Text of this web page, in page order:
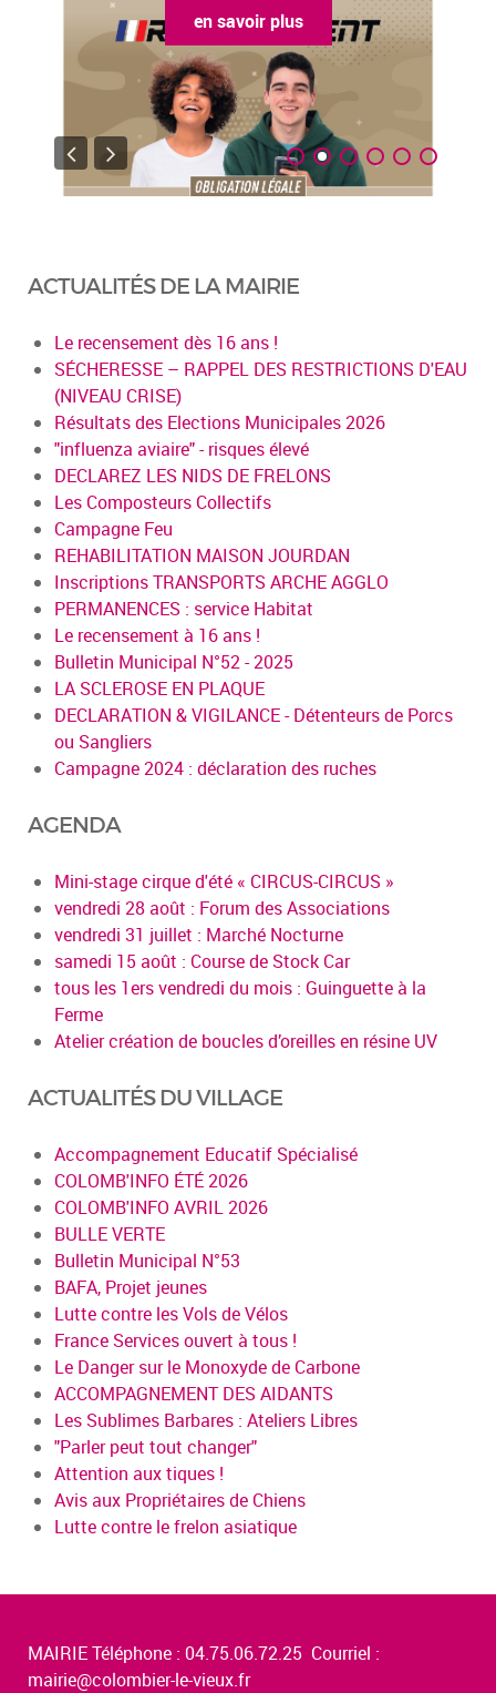
en savoir plus
ACTUALITÉS DE LA MAIRIE
Le recensement dès 16 ans !
SÉCHERESSE – RAPPEL DES RESTRICTIONS D'EAU
(NIVEAU CRISE)
Résultats des Elections Municipales 2026
"influenza aviaire" - risques élevé
DECLAREZ LES NIDS DE FRELONS
Les Composteurs Collectifs
Campagne Feu
REHABILITATION MAISON JOURDAN
Inscriptions TRANSPORTS ARCHE AGGLO
PERMANENCES : service Habitat
Le recensement à 16 ans !
Bulletin Municipal N°52 - 2025
LA SCLEROSE EN PLAQUE
DECLARATION & VIGILANCE - Détenteurs de Porcs
ou Sangliers
Campagne 2024 : déclaration des ruches
AGENDA
Mini-stage cirque d'été « CIRCUS-CIRCUS »
vendredi 28 août : Forum des Associations
vendredi 31 juillet : Marché Nocturne
samedi 15 août : Course de Stock Car
tous les 1ers vendredi du mois : Guinguette à la
Ferme
Atelier création de boucles d’oreilles en résine UV
ACTUALITÉS DU VILLAGE
Accompagnement Educatif Spécialisé
COLOMB'INFO ÉTÉ 2026
COLOMB'INFO AVRIL 2026
BULLE VERTE
Bulletin Municipal N°53
BAFA, Projet jeunes
Lutte contre les Vols de Vélos
France Services ouvert à tous !
Le Danger sur le Monoxyde de Carbone
ACCOMPAGNEMENT DES AIDANTS
Les Sublimes Barbares : Ateliers Libres
"Parler peut tout changer"
Attention aux tiques !
Avis aux Propriétaires de Chiens
Lutte contre le frelon asiatique
MAIRIE Téléphone : 04.75.06.72.25 Courriel :
mairie@colombier-le-vieux.fr